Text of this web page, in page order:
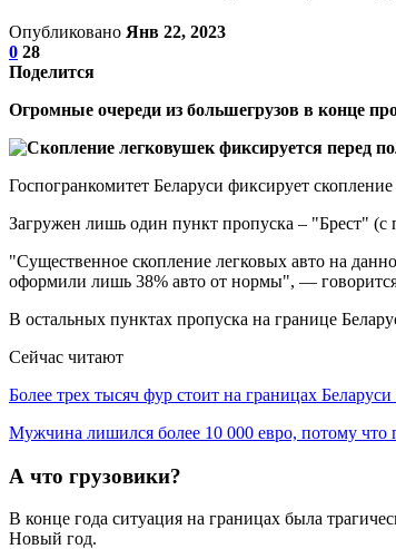
Опубликовано Янв 22, 2023
0 28
Поделится
Огромные очереди из большегрузов в конце
Госпогранкомитет Беларуси фиксирует
Загружен лишь один пункт пропуска – "Брест" (с
"Существенное скопление легковых авто на
оформили лишь 38% авто от нормы", —
В остальных пунктах пропуска на границе
Сейчас читают
Более трех тысяч фур стоит на границах
Мужчина лишился более 10 000 евро, потому что
А что грузовики?
В конце года ситуация на границах была
Новый год.